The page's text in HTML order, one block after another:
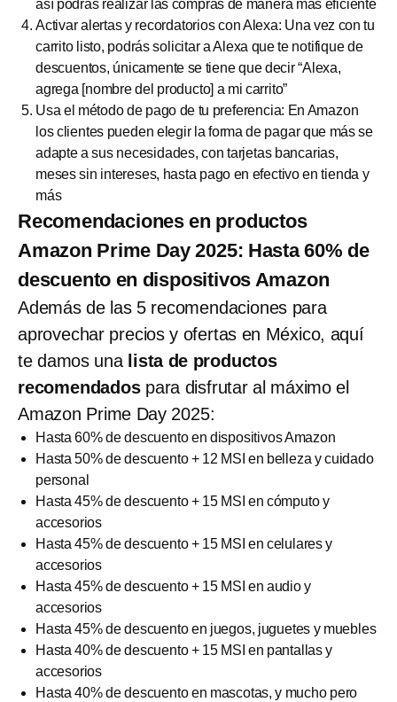
así podrás realizar las compras de manera más eficiente
Activar alertas y recordatorios con Alexa: Una vez con tu
carrito listo, podrás solicitar a Alexa que te notifique de
descuentos, únicamente se tiene que decir “Alexa,
agrega [nombre del producto] a mi carrito”
Usa el método de pago de tu preferencia: En Amazon
los clientes pueden elegir la forma de pagar que más se
adapte a sus necesidades, con tarjetas bancarias,
meses sin intereses, hasta pago en efectivo en tienda y
más
Recomendaciones en productos
Amazon Prime Day 2025: Hasta 60% de
descuento en dispositivos Amazon
Además de las 5 recomendaciones para
aprovechar precios y ofertas en México, aquí
te damos una lista de productos
recomendadospara disfrutar al máximo el
Amazon Prime Day 2025:
Hasta 60% de descuento en dispositivos Amazon
Hasta 50% de descuento + 12 MSI en belleza y cuidado
personal
Hasta 45% de descuento + 15 MSI en cómputo y
accesorios
Hasta 45% de descuento + 15 MSI en celulares y
accesorios
Hasta 45% de descuento + 15 MSI en audio y
accesorios
Hasta 45% de descuento en juegos, juguetes y muebles
Hasta 40% de descuento + 15 MSI en pantallas y
accesorios
Hasta 40% de descuento en mascotas, y mucho pero